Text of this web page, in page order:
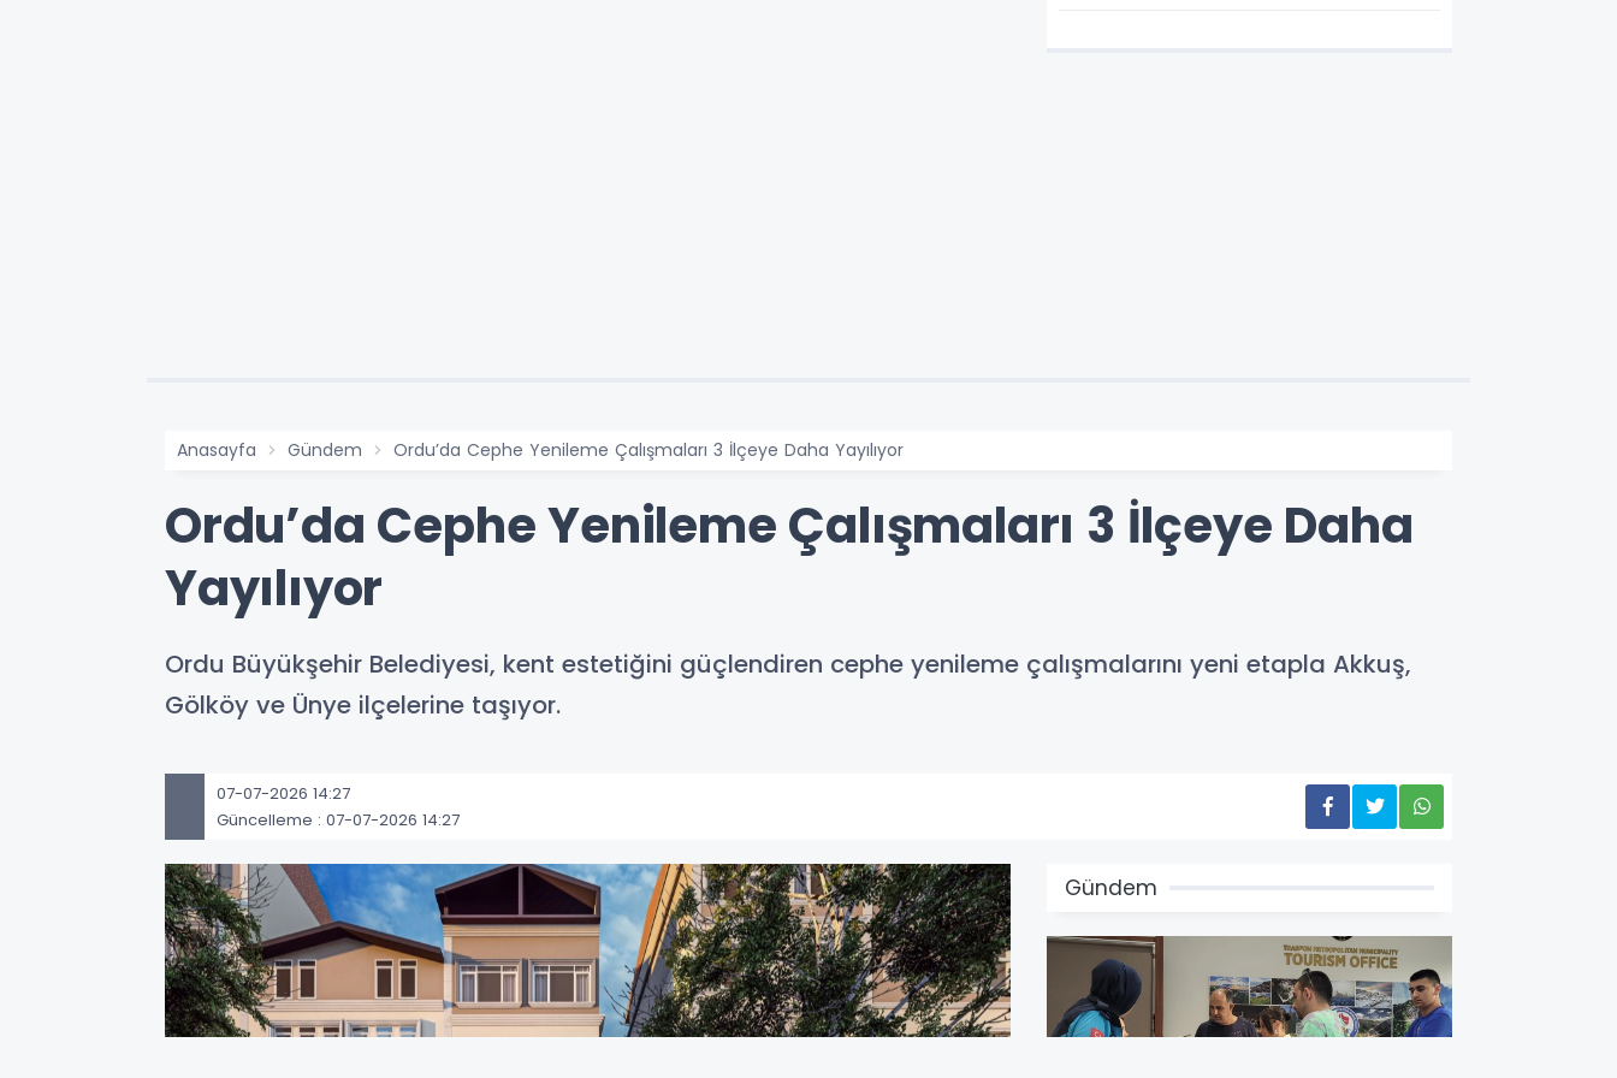
Anasayfa Gündem Ordu’da Cephe Yenileme Çalışmaları 3 İlçeye Daha Yayılıyor
Ordu’da Cephe Yenileme Çalışmaları 3 İlçeye Daha
Yayılıyor
Ordu Büyükşehir Belediyesi, kent estetiğini güçlendiren cephe yenileme çalışmalarını yeni etapla Akkuş,
Gölköy ve Ünye ilçelerine taşıyor.
07-07-2026 14:27
Güncelleme : 07-07-2026 14:27
Gündem